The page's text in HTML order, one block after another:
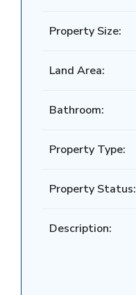
Property Size:
Land Area:
Bathroom:
Property Type:
Property Status:
Description: